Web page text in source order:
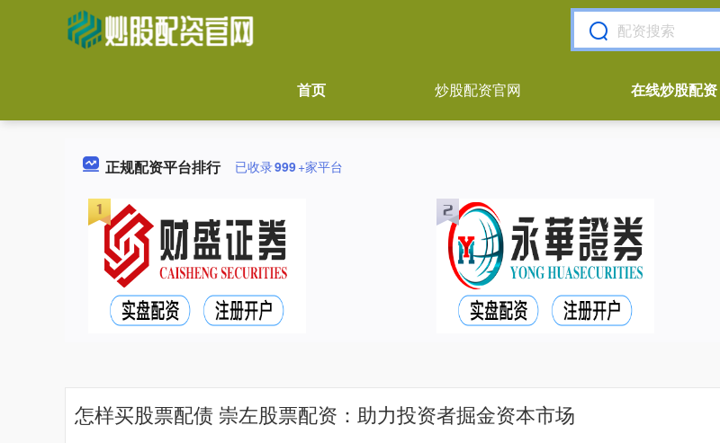
首页 炒股配资官网 在线炒股配资
正规配资平台排行 已收录999+家平台
怎样买股票配债 崇左股票配资：助力投资者掘金资本市场